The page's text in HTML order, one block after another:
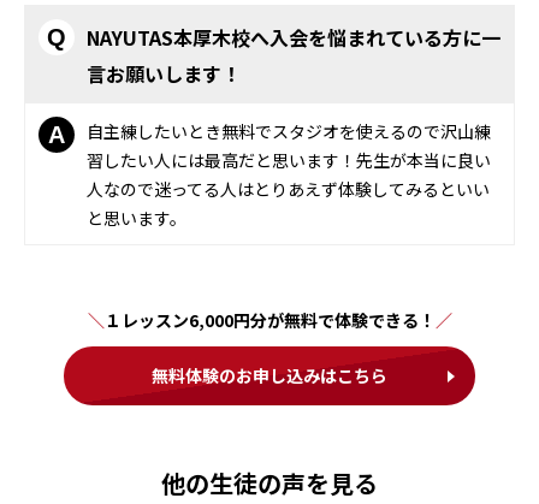
Q
NAYUTAS本厚木校へ入会を悩まれている方に一
言お願いします！
A
自主練したいとき無料でスタジオを使えるので沢山練
習したい人には最高だと思います！先生が本当に良い
人なので迷ってる人はとりあえず体験してみるといい
と思います。
１レッスン6,000円分が無料で体験できる！
無料体験のお申し込みはこちら
他の生徒の声を見る